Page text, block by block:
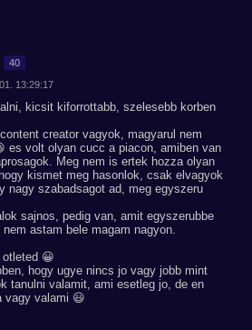
40
13:29:17
kicsit kiforrottabb, szelesebb korben
creator vagyok, magyarul nem
es volt olyan cucc a piacon, amiben van
Meg nem is ertek hozza olyan
kismet meg hasonlok, csak elvagyok
nagy szabadsagot ad, meg egyszeru
sajnos, pedig van, amit egyszerubbe
astam bele magam nagyon.
😀
hogy ugye nincs jo vagy jobb mint
tanulni valamit, ami esetleg jo, de en
vagy valami 😃